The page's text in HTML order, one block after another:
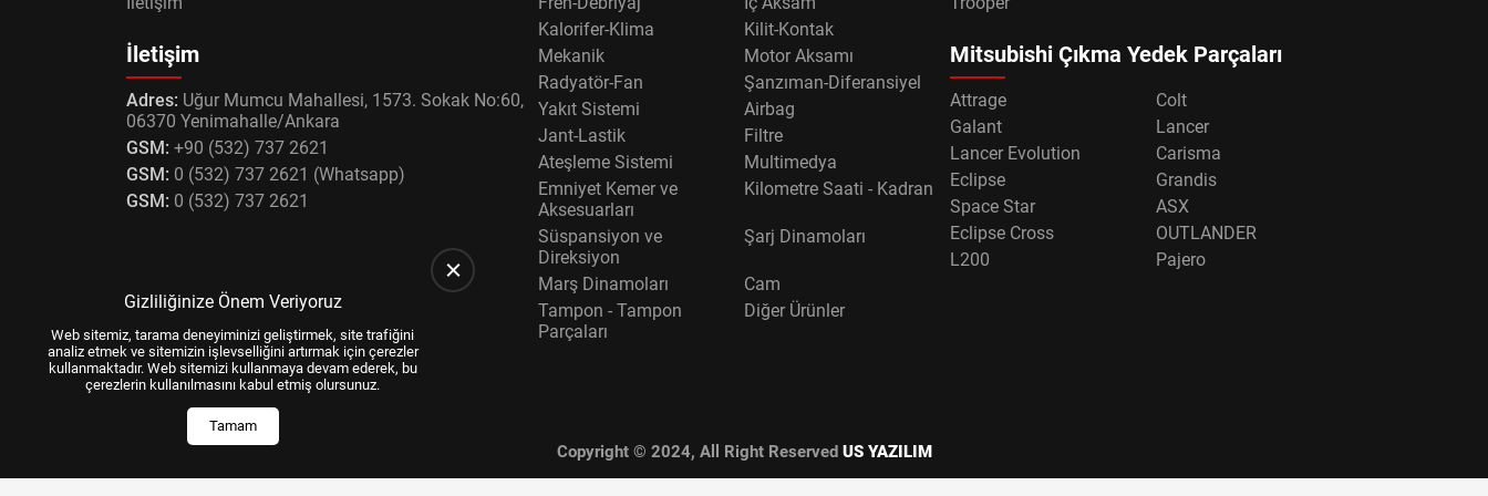
İletişim
Adres: Uğur Mumcu Mahallesi, 1573. Sokak No:60,
06370 Yenimahalle/Ankara
GSM: +90 (532) 737 2621
GSM: 0 (532) 737 2621 (Whatsapp)
GSM: 0 (532) 737 2621
Kalorifer-Klima
Kilit-Kontak
Mekanik
Motor Aksamı
Radyatör-Fan
Şanzıman-Diferansiyel
Yakıt Sistemi
Airbag
Jant-Lastik
Filtre
Ateşleme Sistemi
Multimedya
Emniyet Kemer ve
Aksesuarları
Kilometre Saati - Kadran
Süspansiyon ve
Direksiyon
Şarj Dinamoları
Marş Dinamoları
Cam
Tampon - Tampon
Parçaları
Diğer Ürünler
Mitsubishi Çıkma Yedek Parçaları
Attrage
Colt
Galant
Lancer
Lancer Evolution
Carisma
Eclipse
Grandis
Space Star
ASX
Eclipse Cross
OUTLANDER
L200
Pajero
Copyright © 2024, All Right Reserved US YAZILIM
Gizliliğinize Önem Veriyoruz
Web sitemiz, tarama deneyiminizi geliştirmek, site trafiğini
analiz etmek ve sitemizin işlevselliğini artırmak için çerezler
kullanmaktadır. Web sitemizi kullanmaya devam ederek, bu
çerezlerin kullanılmasını kabul etmiş olursunuz.
Tamam